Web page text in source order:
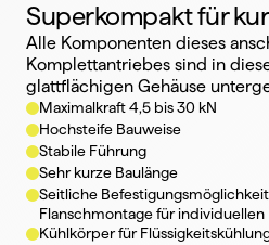
Superkompakt für
Alle Komponenten dieses
Komplettantriebes sind in
glattflächigen Gehäuse
Maximalkraft 4,5 bis 30 kN
Hochsteife Bauweise
Stabile Führung
Sehr kurze Baulänge
Seitliche
Flanschmontage für individuellen
Kühlkörper für